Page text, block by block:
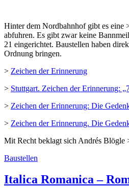
Hinter dem Nordbahnhof gibt es eine
abfuhren. Es gibt zwar keine
21 eingerichtet. Baustellen haben
Ordnung bringen.
> Zeichen der Erinnerung
> Stuttgart. Zeichen der Erinnerung:
> Zeichen der Erinnerung: Die
> Zeichen der Erinnerung. Die
Mit Recht beklagt sich Andrés Blögle
Baustellen
Italica Romanica –